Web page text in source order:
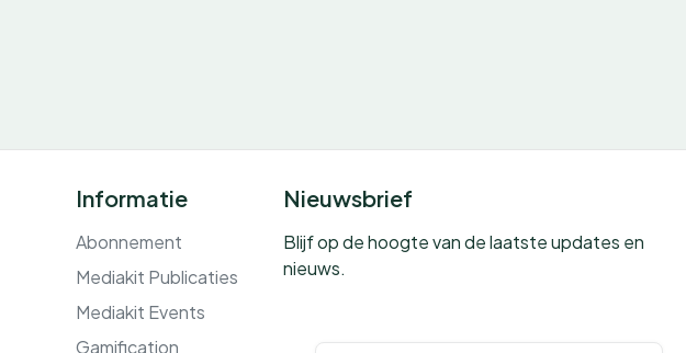
Informatie
Abonnement
Mediakit Publicaties
Mediakit Events
Gamification
Nieuwsbrief
Blijf op de hoogte van de laatste updates en
nieuws.